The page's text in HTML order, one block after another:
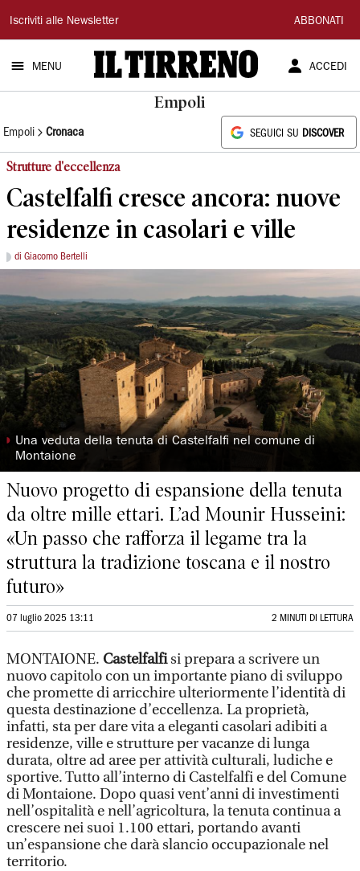
Il
Tirreno
Iscriviti alle Newsletter ABBONATI
MENU ACCEDI
Empoli
Empoli Cronaca SEGUICI SU DISCOVER
Strutture d'eccellenza
Castelfalfi cresce ancora: nuove
residenze in casolari e ville
di Giacomo Bertelli
◗ Una veduta della tenuta di Castelfalfi nel comune di
Montaione
Nuovo progetto di espansione della tenuta
da oltre mille ettari. L’ad Mounir Husseini:
«Un passo che rafforza il legame tra la
struttura la tradizione toscana e il nostro
futuro»
07 luglio 2025 13:11 2 MINUTI DI LETTURA
MONTAIONE. Castelfalfisi prepara a scrivere un
nuovo capitolo con un importante piano di sviluppo
che promette di arricchire ulteriormente l’identità di
questa destinazione d’eccellenza. La proprietà,
infatti, sta per dare vita a eleganti casolari adibiti a
residenze, ville e strutture per vacanze di lunga
durata, oltre ad aree per attività culturali, ludiche e
sportive. Tutto all’interno di Castelfalfi e del Comune
di Montaione. Dopo quasi vent’anni di investimenti
nell’ospitalità e nell’agricoltura, la tenuta continua a
crescere nei suoi 1.100 ettari, portando avanti
un’espansione che darà slancio occupazionale nel
territorio.